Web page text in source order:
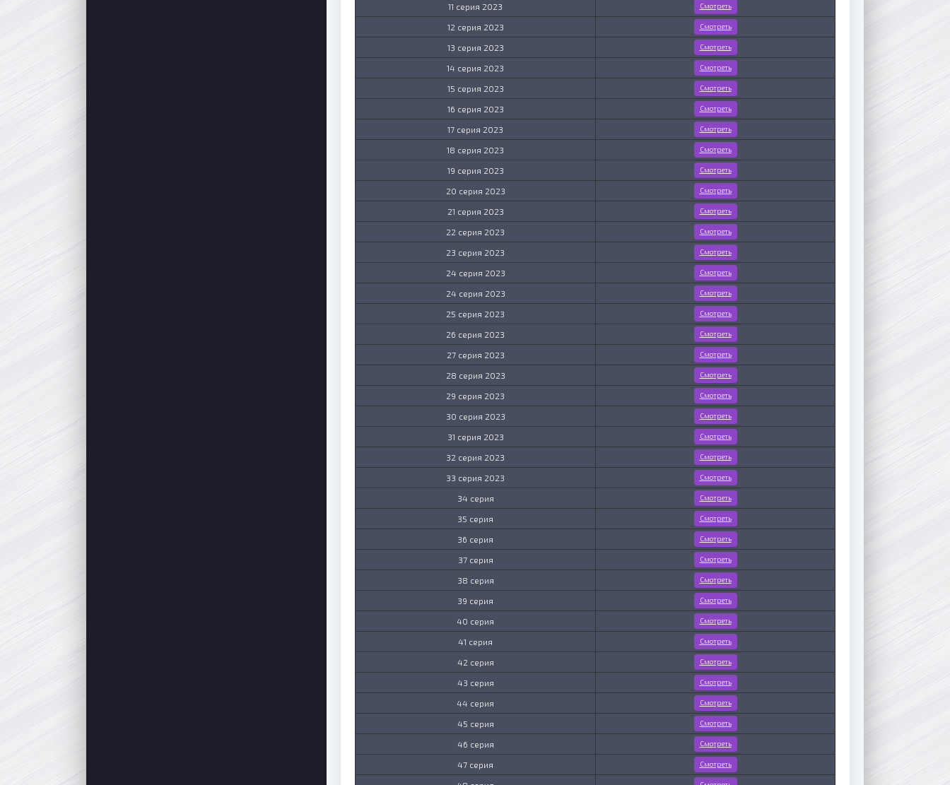
11 серия 2023 Смотреть
12 серия 2023 Смотреть
13 серия 2023 Смотреть
14 серия 2023 Смотреть
15 серия 2023 Смотреть
16 серия 2023 Смотреть
17 серия 2023 Смотреть
18 серия 2023 Смотреть
19 серия 2023 Смотреть
20 серия 2023 Смотреть
21 серия 2023 Смотреть
22 серия 2023 Смотреть
23 серия 2023 Смотреть
24 серия 2023 Смотреть
24 серия 2023 Смотреть
25 серия 2023 Смотреть
26 серия 2023 Смотреть
27 серия 2023 Смотреть
28 серия 2023 Смотреть
29 серия 2023 Смотреть
30 серия 2023 Смотреть
31 серия 2023 Смотреть
32 серия 2023 Смотреть
33 серия 2023 Смотреть
34 серия Смотреть
35 серия Смотреть
36 серия Смотреть
37 серия Смотреть
38 серия Смотреть
39 серия Смотреть
40 серия Смотреть
41 серия Смотреть
42 серия Смотреть
43 серия Смотреть
44 серия Смотреть
45 серия Смотреть
46 серия Смотреть
47 серия Смотреть